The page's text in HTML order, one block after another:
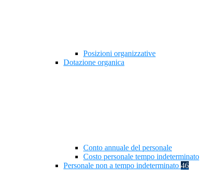
Posizioni organizzative
Dotazione organica
Conto annuale del personale
Costo personale tempo indeterminato
Personale non a tempo indeterminato 46